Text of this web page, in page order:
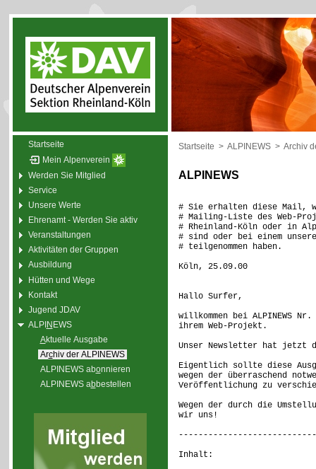
Startseite
Mein Alpenverein
Werden Sie Mitglied
Service
Unsere Werte
Ehrenamt - Werden Sie aktiv
Veranstaltungen
Aktivitäten der Gruppen
Ausbildung
Hütten und Wege
Kontakt
Jugend JDAV
ALPINEWS
Aktuelle Ausgabe
Archiv der ALPINEWS
ALPINEWS abonnieren
ALPINEWS abbestellen
Startseite > ALPINEWS > Archiv
ALPINEWS
# Sie erhalten diese Mail,
# Mailing-Liste des Web-
# Rheinland-Köln oder in
# sind oder bei einem
# teilgenommen haben.
Köln, 25.09.00
Hallo Surfer,
willkommen bei ALPINEWS
ihrem Web-Projekt.
Unser Newsletter hat jetzt
Eigentlich sollte diese
wegen der überraschend
Veröffentlichung zu
Wegen der durch die
wir uns!
Inhalt: